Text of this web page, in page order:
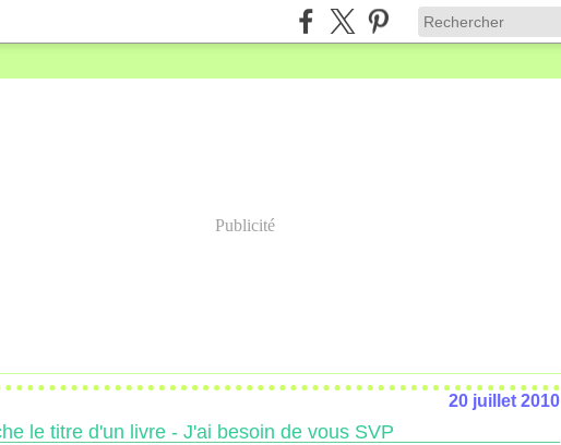
Publicité
20 juillet 2010
le titre d'un livre - J'ai besoin de vous SVP